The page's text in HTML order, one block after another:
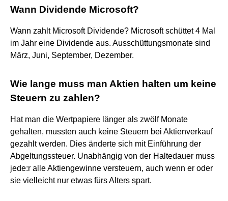
Wann Dividende Microsoft?
Wann zahlt Microsoft Dividende? Microsoft schüttet 4 Mal
im Jahr eine Dividende aus. Ausschüttungsmonate sind
März, Juni, September, Dezember.
Wie lange muss man Aktien halten um keine
Steuern zu zahlen?
Hat man die Wertpapiere länger als zwölf Monate
gehalten, mussten auch keine Steuern bei Aktienverkauf
gezahlt werden. Dies änderte sich mit Einführung der
Abgeltungssteuer. Unabhängig von der Haltedauer muss
jede:r alle Aktiengewinne versteuern, auch wenn er oder
sie vielleicht nur etwas fürs Alters spart.